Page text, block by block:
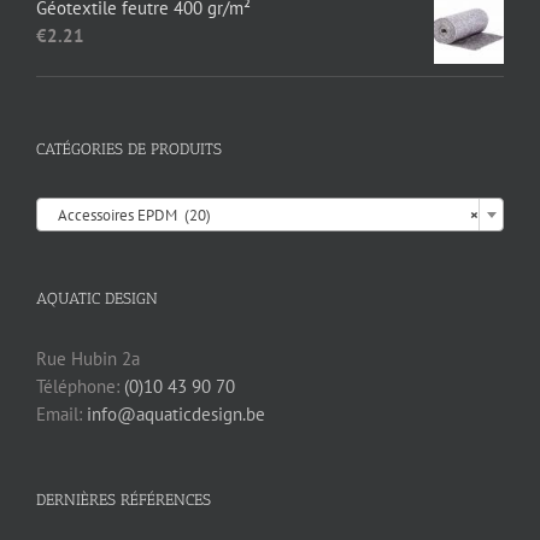
Géotextile feutre 400 gr/m²
€2.21
CATÉGORIES DE PRODUITS
×
Accessoires EPDM (20)
AQUATIC DESIGN
Rue Hubin 2a
Téléphone: (0)10 43 90 70
Email: info@aquaticdesign.be
DERNIÈRES RÉFÉRENCES